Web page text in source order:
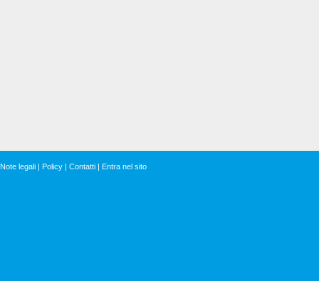
Note legali | Policy | Contatti | Entra nel sito